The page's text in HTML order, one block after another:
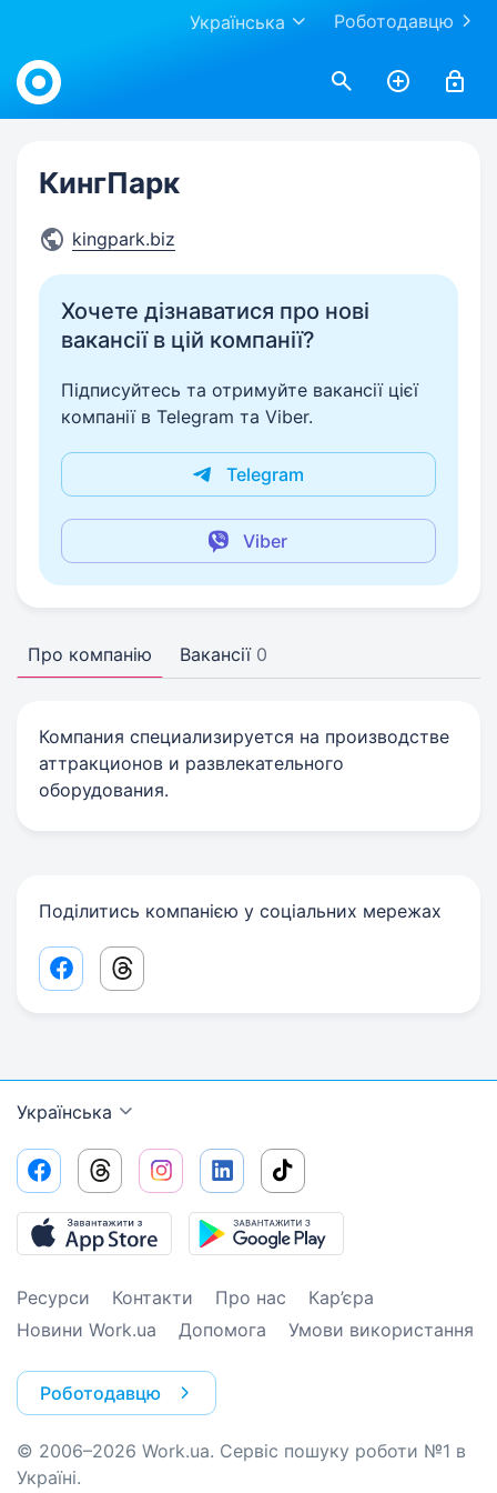
Роботодавцю
Українська
Work.ua
КингПарк
kingpark.biz
Хочете дізнаватися про нові
вакансії в цій компанії?
Підписуйтесь та отримуйте вакансії цієї
компанії в Telegram та Viber.
Telegram
Viber
Про компанію Вакансії 0
Компания специализируется на производстве
аттракционов и развлекательного
оборудования.
Поділитись компанією у соціальних мережах
Facebook share link
Threads share link
Українська
Ресурси Контакти Про нас
Кар’єра
Новини Work.ua
Допомога Умови використання
Роботодавцю
© 2006–2026 Work.ua. Сервіс пошуку роботи №1 в
Україні.